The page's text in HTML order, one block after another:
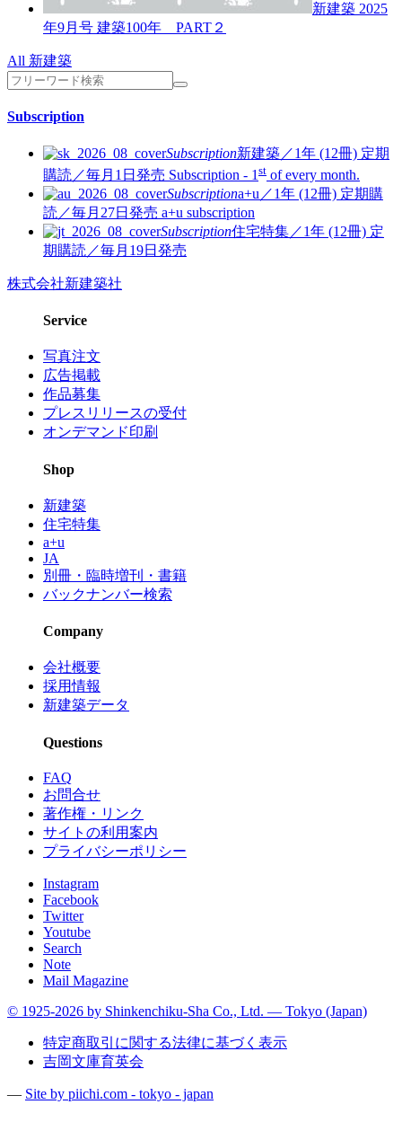
新建築 2025
年9月号 建築100年 PART２
All 新建築
Subscription
Subscription新建築／1年 (12冊) 定期
購読／毎月1日発売 Subscription - 1 st of every month.
Subscriptiona+u／1年 (12冊) 定期購
読／毎月27日発売 a+u subscription
Subscription住宅特集／1年 (12冊) 定
期購読／毎月19日発売
株式会社新建築社
Service
写真注文
広告掲載
作品募集
プレスリリースの受付
オンデマンド印刷
Shop
新建築
住宅特集
a+u
JA
別冊・臨時増刊・書籍
バックナンバー検索
Company
会社概要
採用情報
新建築データ
Questions
FAQ
お問合せ
著作権・リンク
サイトの利用案内
プライバシーポリシー
Instagram
Facebook
Twitter
Youtube
Search
Note
Mail Magazine
© 1925-2026 by Shinkenchiku-Sha Co., Ltd. — Tokyo (Japan)
特定商取引に関する法律に基づく表示
吉岡文庫育英会
— Site by piichi.com - tokyo - japan